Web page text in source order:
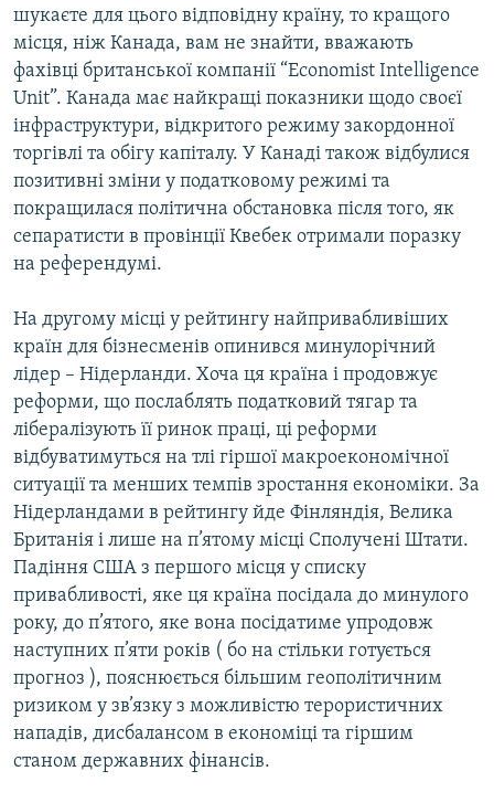
Усі сайти RFE/RL
шукаєте для цього відповідну країну, то кращого
місця, ніж Канада, вам не знайти, вважають
фахівці британської компанії “Economist Intelligence
Unit”. Канада має найкращі показники щодо своєї
інфраструктури, відкритого режиму закордонної
торгівлі та обігу капіталу. У Канаді також відбулися
позитивні зміни у податковому режимі та
покращилася політична обстановка після того, як
сепаратисти в провінції Квебек отримали поразку
на референдумі.
На другому місці у рейтингу найпривабливіших
країн для бізнесменів опинився минулорічний
лідер – Нідерланди. Хоча ця країна і продовжує
реформи, що послаблять податковий тягар та
лібералізують її ринок праці, ці реформи
відбуватимуться на тлі гіршої макроекономічної
ситуації та менших темпів зростання економіки. За
Нідерландами в рейтингу йде Фінляндія, Велика
Британія і лише на п’ятому місці Сполучені Штати.
Падіння США з першого місця у списку
привабливості, яке ця країна посідала до минулого
року, до п’ятого, яке вона посідатиме упродовж
наступних п’яти років ( бо на стільки готується
прогноз ), пояснюється більшим геополітичним
ризиком у зв’язку з можливістю терористичних
нападів, дисбалансом в економіці та гіршим
станом державних фінансів.